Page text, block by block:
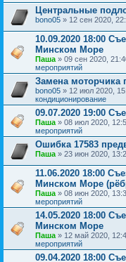
Центральные
bono05 » 12 сен 2020,
10.09.2020 18:00
Минском Море
Паша » 09 сен 2020,
мероприятий
Замена моторчика
bono05 » 12 июл 2020,
кондиционирование
09.07.2020 19:00
Паша » 08 июл 2020,
мероприятий
Ошибка 17583
Паша » 23 июн 2020,
11.06.2020 18:00
Минском Море
Паша » 08 июн 2020,
мероприятий
14.05.2020 18:00
Минском Море
Паша » 12 май 2020,
мероприятий
09.04.2020 18:00